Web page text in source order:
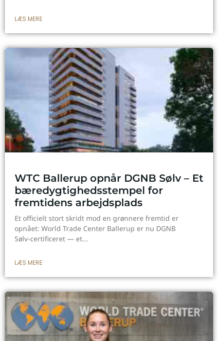
LÆS MERE
WTC Ballerup opnår DGNB Sølv – Et
bæredygtighedsstempel for
fremtidens arbejdsplads
Et officielt stort skridt mod en grønnere fremtid er
opnået: World Trade Center Ballerup er nu DGNB
Sølv‑certificeret — et
LÆS MERE